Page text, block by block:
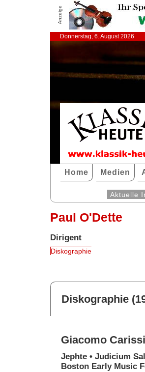
Anzeige
Donnerstag, 6. August 2026
Home Medien
Aktuelle
Paul O'Dette
Dirigent
Diskographie
Diskographie
Giacomo
Jephte • Judicium
Boston Early Music